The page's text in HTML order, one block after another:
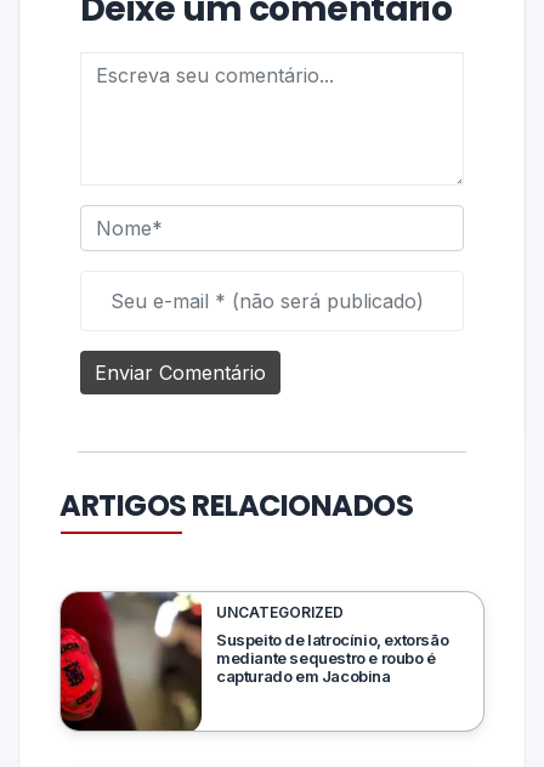
ARTIGOS RELACIONADOS
UNCATEGORIZED
Suspeito de latrocínio, extorsão
mediante sequestro e roubo é
capturado em Jacobina